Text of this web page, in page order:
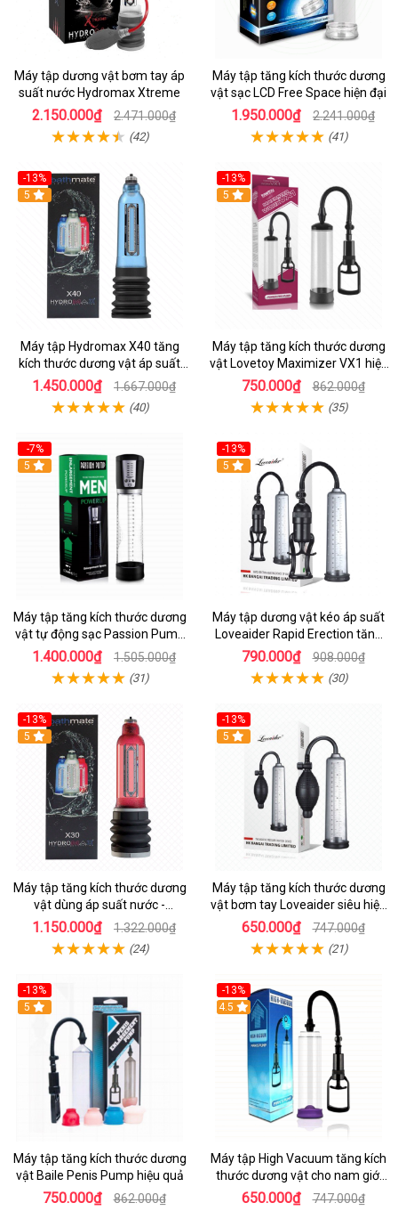
Máy tập dương vật bơm tay áp
suất nước Hydromax Xtreme
2.150.000₫ 2.471.000₫
(42)
Máy tập tăng kích thước dương
vật sạc LCD Free Space hiện đại
1.950.000₫ 2.241.000₫
(41)
-13%
Hot
5
Máy tập Hydromax X40 tăng
kích thước dương vật áp suất
nước bản nâng cấp
1.450.000₫ 1.667.000₫
(40)
-13%
Hot
5
Máy tập tăng kích thước dương
vật Lovetoy Maximizer VX1 hiệu
quả
750.000₫ 862.000₫
(35)
-7%
Hot
5
Máy tập tăng kích thước dương
vật tự động sạc Passion Pump
tiện lợi
1.400.000₫ 1.505.000₫
(31)
-13%
5
Máy tập dương vật kéo áp suất
Loveaider Rapid Erection tăng
kích thước
790.000₫ 908.000₫
(30)
-13%
5
Máy tập tăng kích thước dương
vật dùng áp suất nước -
Hydromax X30
1.150.000₫ 1.322.000₫
(24)
-13%
5
Máy tập tăng kích thước dương
vật bơm tay Loveaider siêu hiệu
quả
650.000₫ 747.000₫
(21)
-13%
5
Máy tập tăng kích thước dương
vật Baile Penis Pump hiệu quả
750.000₫ 862.000₫
-13%
4.5
Máy tập High Vacuum tăng kích
thước dương vật cho nam giới
hiệu quả
650.000₫ 747.000₫